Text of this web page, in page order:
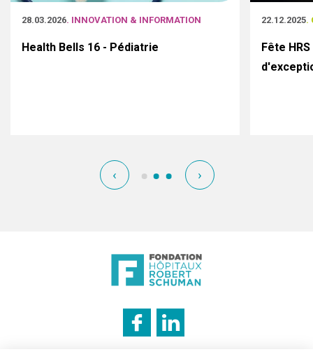
28.03.2026. INNOVATION & INFORMATION
Health Bells 16 - Pédiatrie
22.12.2025.
Fête
‹ ›